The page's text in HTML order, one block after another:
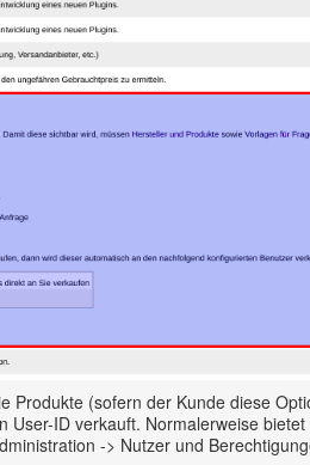
Produkte (sofern der Kunde diese
ID verkauft. Normalerweise
-> Nutzer und